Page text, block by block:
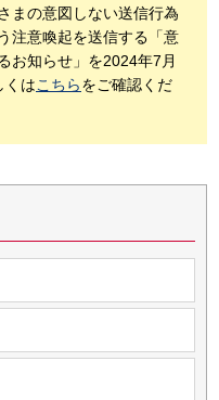
まの意図しない送信行為
注意喚起を送信する「意
お知らせ」を2024年7月
くはこちらをご確認くだ